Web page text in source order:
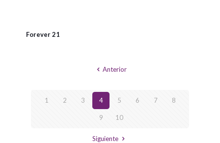
Forever 21
Anterior
1 2 3 4 5 6 7 8
9 10
Siguiente